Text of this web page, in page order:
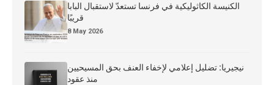
الكنيسة الكاثوليكية في فرنسا تستعدّ لاستقبال البابا
قريبًا
8 May 2026
نيجيريا: تضليل إعلامي لإخفاء العنف بحق المسيحيين
منذ عقود